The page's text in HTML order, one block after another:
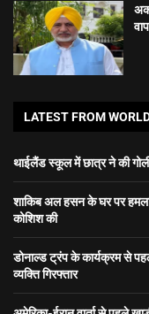
LATEST FROM
थाईलैंड स्कूल में छात्र ने की
शाकिब अल हसन के घर पर
कोशिश की
डोनाल्ड ट्रंप के कार्यक्रम से
व्यक्ति गिरफ्तार